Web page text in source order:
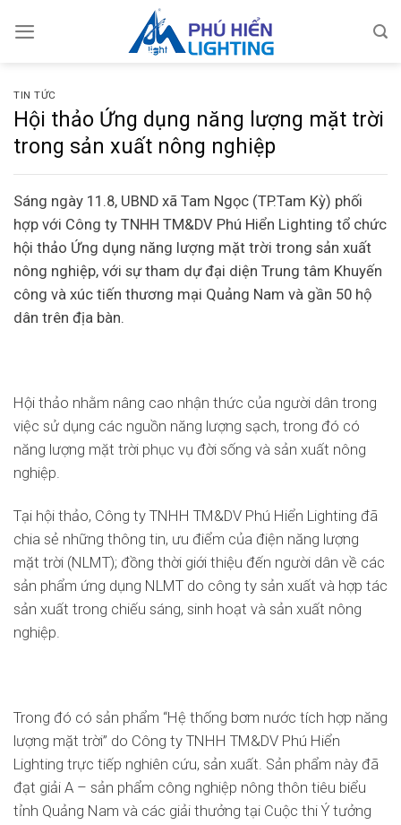
TIN TỨC
Hội thảo Ứng dụng năng lượng mặt trời
trong sản xuất nông nghiệp
Sáng ngày 11.8, UBND xã Tam Ngọc (TP.Tam Kỳ) phối
hợp với Công ty TNHH TM&DV Phú Hiển Lighting tổ chức
hội thảo Ứng dụng năng lượng mặt trời trong sản xuất
nông nghiệp, với sự tham dự đại diện Trung tâm Khuyến
công và xúc tiến thương mại Quảng Nam và gần 50 hộ
dân trên địa bàn.
Hội thảo nhằm nâng cao nhận thức của người dân trong
việc sử dụng các nguồn năng lượng sạch, trong đó có
năng lượng mặt trời phục vụ đời sống và sản xuất nông
nghiệp.
Tại hội thảo, Công ty TNHH TM&DV Phú Hiển Lighting đã
chia sẻ những thông tin, ưu điểm của điện năng lượng
mặt trời (NLMT); đồng thời giới thiệu đến người dân về các
sản phẩm ứng dụng NLMT do công ty sản xuất và hợp tác
sản xuất trong chiếu sáng, sinh hoạt và sản xuất nông
nghiệp.
Trong đó có sản phẩm “Hệ thống bơm nước tích hợp năng
lượng mặt trời” do Công ty TNHH TM&DV Phú Hiển
Lighting trực tiếp nghiên cứu, sản xuất. Sản phẩm này đã
đạt giải A – sản phẩm công nghiệp nông thôn tiêu biểu
tỉnh Quảng Nam và các giải thưởng tại Cuộc thi Ý tưởng